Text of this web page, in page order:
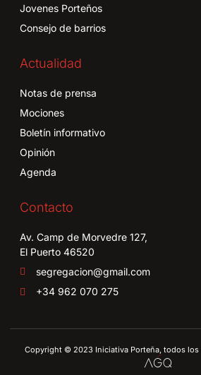
Jovenes Porteños
Consejo de barrios
Actualidad
Notas de prensa
Mociones
Boletín informativo
Opinión
Agenda
Contacto
Av. Camp de Morvedre 127,
El Puerto 46520
segregacion@gmail.com
+34 962 070 275
Copyright © 2023 Iniciativa Porteña, todos los